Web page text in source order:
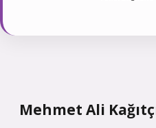
Mehmet Ali